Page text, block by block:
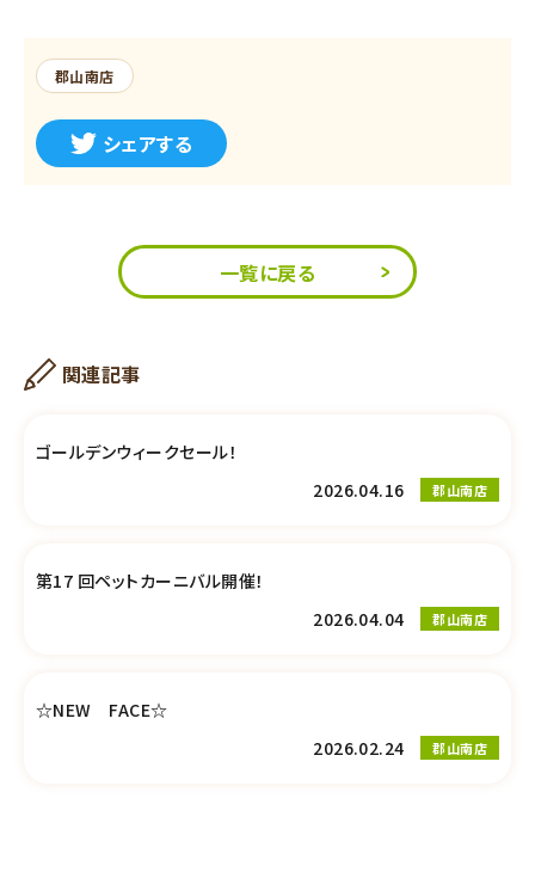
郡山南店
シェアする
一覧に戻る
関連記事
ゴールデンウィークセール！
2026.04.16
郡山南店
第17 回ペットカーニバル開催！
2026.04.04
郡山南店
☆NEW FACE☆
2026.02.24
郡山南店